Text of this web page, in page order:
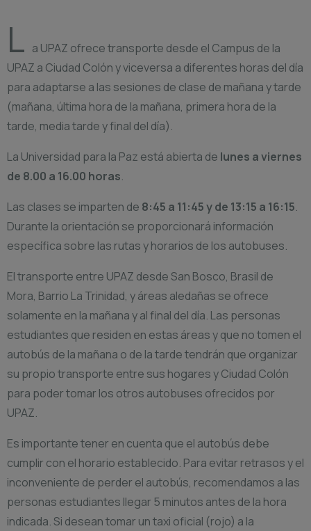
L a UPAZ ofrece transporte desde el Campus de la
UPAZ a Ciudad Colón y viceversa a diferentes horas del día
para adaptarse a las sesiones de clase de mañana y tarde
(mañana, última hora de la mañana, primera hora de la
tarde, media tarde y final del día).
La Universidad para la Paz está abierta de lunes a viernes
de 8.00 a 16.00 horas.
Las clases se imparten de 8:45 a 11:45 y de 13:15 a 16:15.
Durante la orientación se proporcionará información
específica sobre las rutas y horarios de los autobuses.
El transporte entre UPAZ desde San Bosco, Brasil de
Mora, Barrio La Trinidad, y áreas aledañas se ofrece
solamente en la mañana y al final del día. Las personas
estudiantes que residen en estas áreas y que no tomen el
autobús de la mañana o de la tarde tendrán que organizar
su propio transporte entre sus hogares y Ciudad Colón
para poder tomar los otros autobuses ofrecidos por
UPAZ.
Es importante tener en cuenta que el autobús debe
cumplir con el horario establecido. Para evitar retrasos y el
inconveniente de perder el autobús, recomendamos a las
personas estudiantes llegar 5 minutos antes de la hora
indicada. Si desean tomar un taxi oficial (rojo) a la